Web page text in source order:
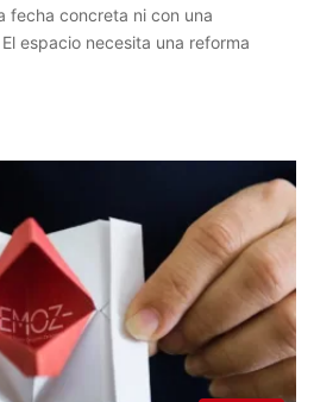
fecha concreta ni con una
espacio necesita una reforma